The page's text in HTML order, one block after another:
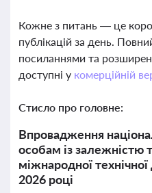
Кожне з питань — це
публікацій за день.
посиланнями та
доступні у комерційній
Стисло про головне:
Впровадження
особам із залежністю
міжнародної
2026 році